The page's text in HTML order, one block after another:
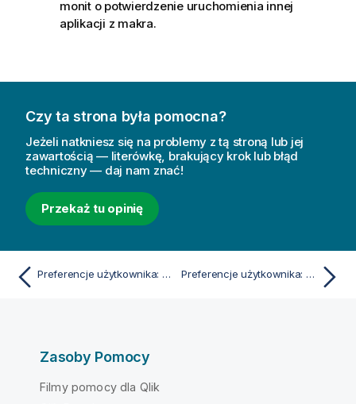
monit o potwierdzenie uruchomienia innej
aplikacji z makra.
Czy ta strona była pomocna?
Jeżeli natkniesz się na problemy z tą stroną lub jej
zawartością — literówkę, brakujący krok lub błąd
techniczny — daj nam znać!
Przekaż tu opinię
Preferencje użytkownika: Lokalizacje Preferencje użytkownika: Licencja
Zasoby Pomocy
Filmy pomocy dla Qlik